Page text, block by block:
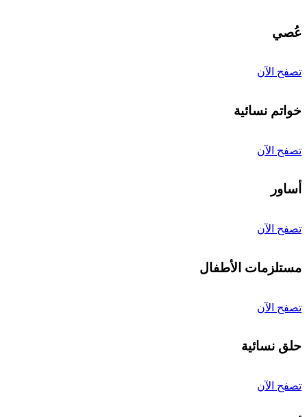
عُصي
تصفح الآن
خواتم نسائية
تصفح الآن
أساور
تصفح الآن
مستلزمات الأطفال
تصفح الآن
حلق نسائية
تصفح الآن